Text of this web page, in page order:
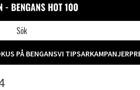
PÅ BENGANSVI TIPSARKAMPANJER